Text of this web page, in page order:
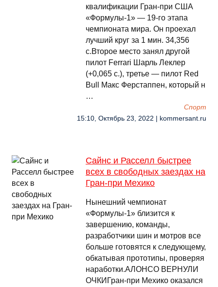
квалификации Гран-при США
«Формулы-1» — 19-го этапа
чемпионата мира. Он проехал
лучший круг за 1 мин. 34,356
с.Второе место занял другой
пилот Ferrari Шарль Леклер
(+0,065 с.), третье — пилот Red
Bull Макс Ферстаппен, который н
…
Спорт
15:10, Октябрь 23, 2022 | kommersant.ru
Сайнс и Расселл быстрее
всех в свободных заездах на
Гран-при Мехико
Нынешний чемпионат
«Формулы-1» близится к
завершению, команды,
разработчики шин и мотров все
больше готовятся к следующему,
обкатывая прототипы, проверяя
наработки.АЛОНСО ВЕРНУЛИ
ОЧКИГран-при Мехико оказался